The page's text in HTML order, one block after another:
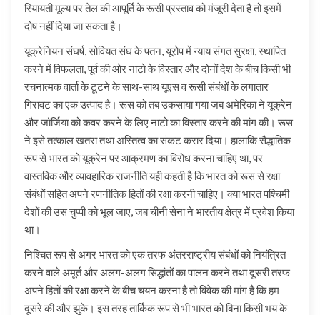
रियायती मूल्य पर तेल की आपूर्ति के रूसी प्रस्ताव को मंजूरी देता है तो इसमें
दोष नहीं दिया जा सकता है।
यूक्रेनियन संघर्ष, सोवियत संघ के पतन, यूरोप में न्याय संगत सुरक्षा, स्थापित
करने में विफलता, पूर्व की ओर नाटो के विस्तार और दोनों देश के बीच किसी भी
रचनात्मक वार्ता के टूटने के साथ-साथ यूएस व रूसी संबंधों के लगातार
गिरावट का एक उत्पाद है। रूस को तब उकसाया गया जब अमेरिका ने यूक्रेन
और जॉर्जिया को कवर करने के लिए नाटो का विस्तार करने की मांग की। रूस
ने इसे तत्काल खतरा तथा अस्तित्व का संकट करार दिया। हालांकि सैद्धांतिक
रूप से भारत को यूक्रेन पर आक्रमण का विरोध करना चाहिए था, पर
वास्तविक और व्यावहारिक राजनीति यही कहती है कि भारत को रूस से रक्षा
संबंधों सहित अपने रणनीतिक हितों की रक्षा करनी चाहिए। क्या भारत पश्चिमी
देशों की उस चुप्पी को भूल जाए, जब चीनी सेना ने भारतीय क्षेत्र में प्रवेश किया
था।
निश्चित रूप से अगर भारत को एक तरफ अंतरराष्ट्रीय संबंधों को नियंत्रित
करने वाले अमूर्त और अलग-अलग सिद्धांतों का पालन करने तथा दूसरी तरफ
अपने हितों की रक्षा करने के बीच चयन करना है तो विवेक की मांग है कि हम
दूसरे की और झुके। इस तरह तार्किक रूप से भी भारत को बिना किसी भय के